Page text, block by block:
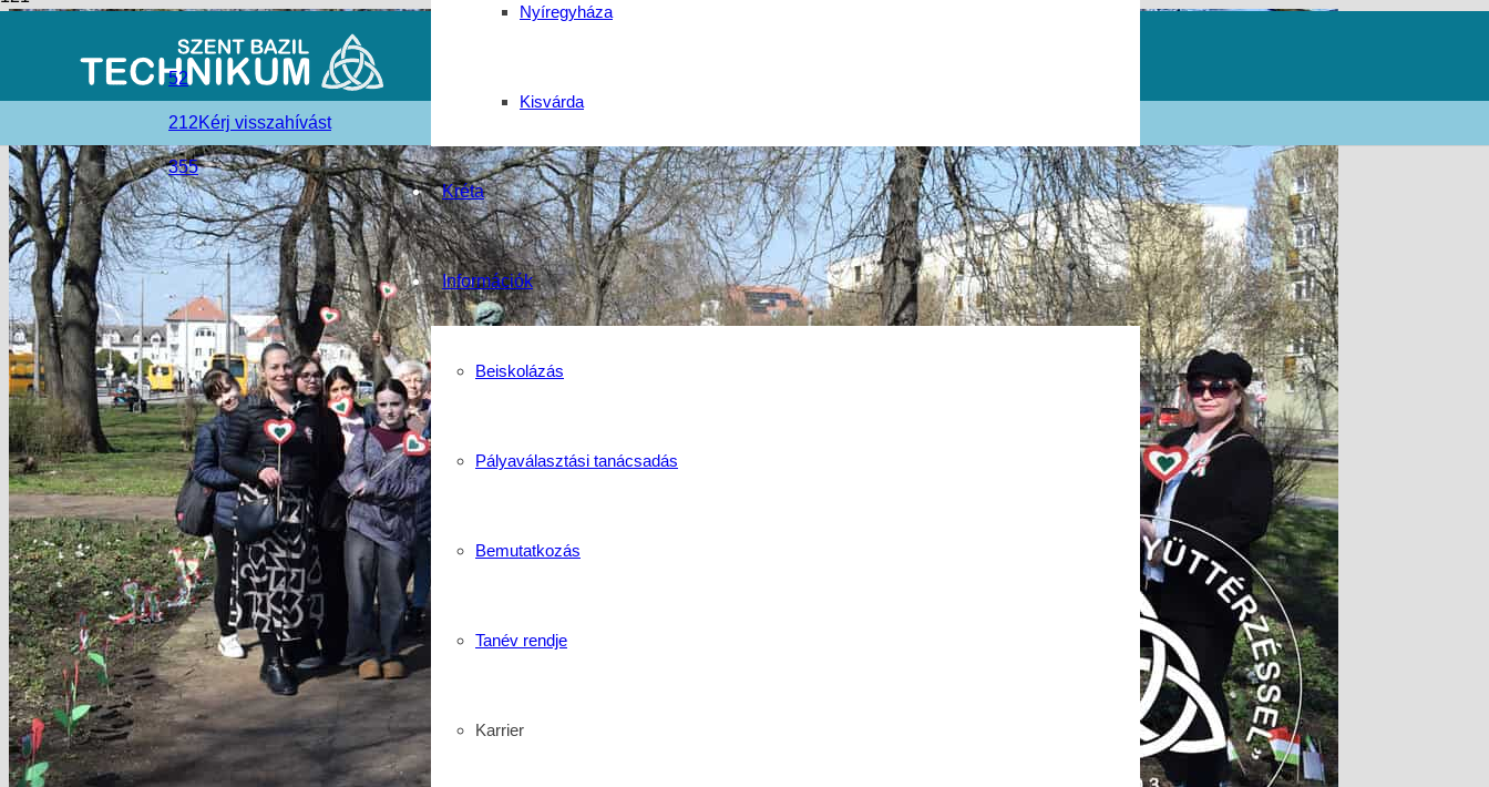
Nyíregyháza
Kisvárda
Kréta
Információk
Beiskolázás
Pályaválasztási tanácsadás
Bemutatkozás
Tanév rendje
Karrier
52
212
355
Kérj visszahívást